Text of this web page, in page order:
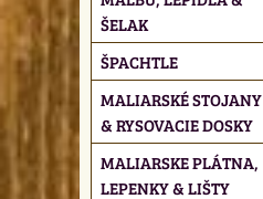
ŠELAK
ŠPACHTLE
MALIARSKÉ STOJANY
& RYSOVACIE DOSKY
MALIARSKE PLÁTNA,
LEPENKY & LIŠTY